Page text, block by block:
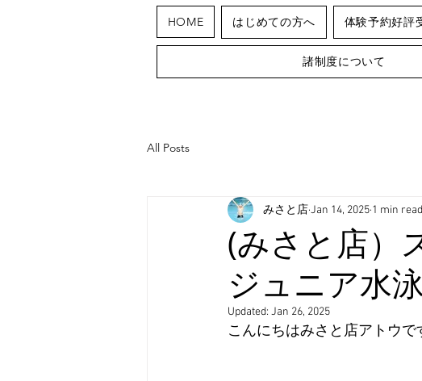
HOME はじめての方へ 体験予約好評
諸制度について
All Posts
(みさと店）
ジュニア水
みさと店Jan 14, 2025 1 min read
Updated: Jan 26, 2025
こんにちはみさと店アトウで